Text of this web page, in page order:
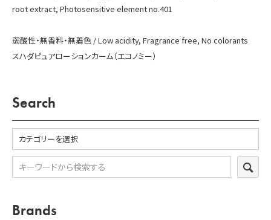
会員登録
ログイン
root extract, Photosensitive element no.401
弱酸性・無香料・無着色 / Low acidity, Fragrance free, No colorants
スハダピュアローションカーム（エコノミー）
Search
Brands